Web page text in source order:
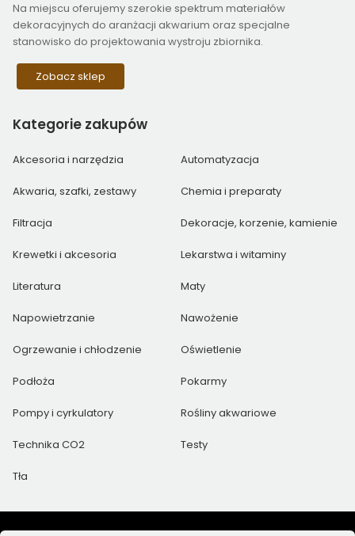
Na miejscu oferujemy szerokie spektrum materiałów
dekoracyjnych do aranżacji akwarium oraz specjalne
stanowisko do projektowania wystroju zbiornika.
Zobacz sklep
Kategorie zakupów
Akcesoria i narzędzia Automatyzacja
Akwaria, szafki, zestawy Chemia i preparaty
Filtracja Dekoracje, korzenie, kamienie
Krewetki i akcesoria Lekarstwa i witaminy
Literatura Maty
Napowietrzanie Nawożenie
Ogrzewanie i chłodzenie Oświetlenie
Podłoża Pokarmy
Pompy i cyrkulatory Rośliny akwariowe
Technika CO2 Testy
Tła